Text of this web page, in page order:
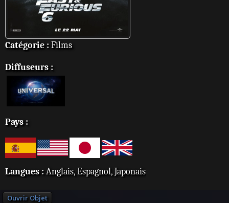
Catégorie : Films
Diffuseurs :
Pays :
Langues : Anglais, Espagnol, Japonais
Ouvrir Objet